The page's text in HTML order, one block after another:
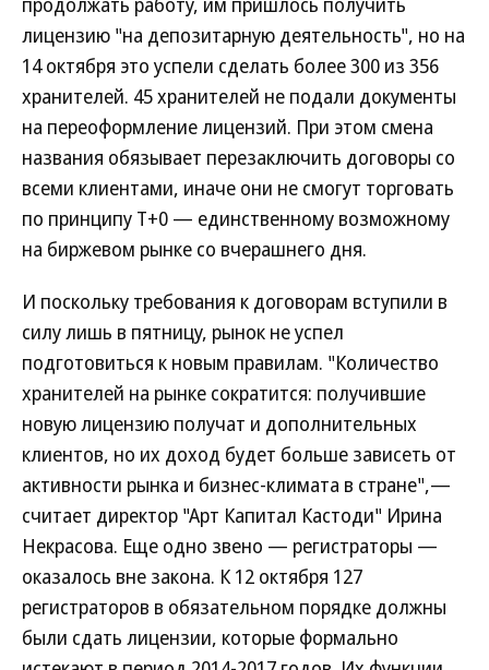
лицензию "на депозитарную деятельность", но на
14 октября это успели сделать более 300 из 356
хранителей. 45 хранителей не подали документы
на переоформление лицензий. При этом смена
названия обязывает перезаключить договоры со
всеми клиентами, иначе они не смогут торговать
по принципу Т+0 — единственному возможному
на биржевом рынке со вчерашнего дня.
И поскольку требования к договорам вступили в
силу лишь в пятницу, рынок не успел
подготовиться к новым правилам. "Количество
хранителей на рынке сократится: получившие
новую лицензию получат и дополнительных
клиентов, но их доход будет больше зависеть от
активности рынка и бизнес-климата в стране",—
считает директор "Арт Капитал Кастоди" Ирина
Некрасова. Еще одно звено — регистраторы —
оказалось вне закона. К 12 октября 127
регистраторов в обязательном порядке должны
были сдать лицензии, которые формально